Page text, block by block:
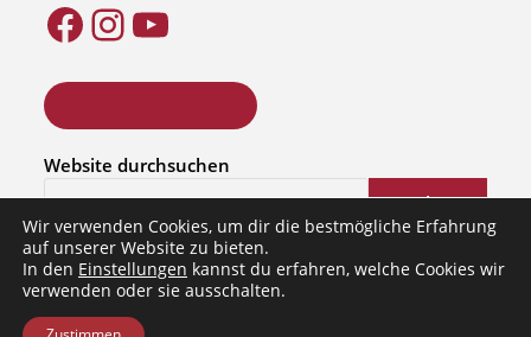
Website durchsuchen
Suchen
Wir verwenden Cookies, um dir die bestmögliche Erfahrung
auf unserer Website zu bieten.
In den Einstellungen kannst du erfahren, welche Cookies wir
verwenden oder sie ausschalten.